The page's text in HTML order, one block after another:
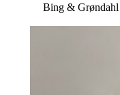
Bing &